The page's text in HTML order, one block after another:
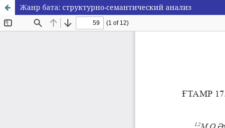
Жанр бата: структурно-семантический анализ